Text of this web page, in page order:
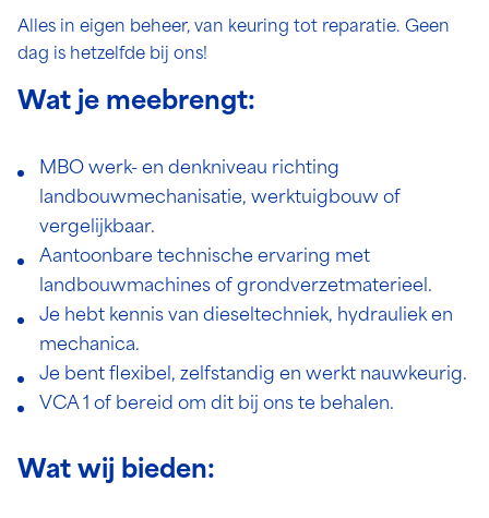
Alles in eigen beheer, van keuring tot reparatie. Geen
dag is hetzelfde bij ons!
Wat je meebrengt:
MBO werk- en denkniveau richting
landbouwmechanisatie, werktuigbouw of
vergelijkbaar.
Aantoonbare technische ervaring met
landbouwmachines of grondverzetmaterieel.
Je hebt kennis van dieseltechniek, hydrauliek en
mechanica.
Je bent flexibel, zelfstandig en werkt nauwkeurig.
VCA 1 of bereid om dit bij ons te behalen.
Wat wij bieden: